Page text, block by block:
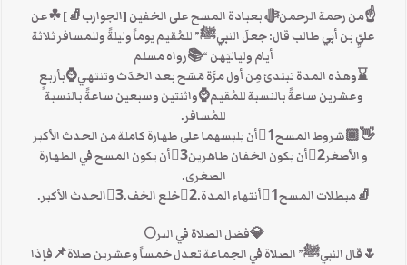
☝من رحمة الرحمنﷻ بعبادة المسح على الخفين [الجوارب🧦] ☘عن
عليِّ بن أبي طالب قال: جعلَ النبيﷺ” للمُقيم يوماً وليلةً وللمسافر ثلاثة
أيام ولياليَهن “📚رواه مسلم
⌛وهذه المدة تبتدئ مِن أول مرَّة مَسَح بعد الحَدَث وتنتهي⌚بأربعٍ
وعشرين ساعةً بالنسبة للمُقيم⌚واثنتين وسبعين ساعةً بالنسبة
للمُسافر.
👋🏾شروط المسح1⃣أن يلبسهما على طهارة كاملة من الحدث الأكبر
و الأصغر2⃣أن يكون الخفان طاهرين3⃣أن يكون المسح في الطهارة
الصغرى.
🧦مبطلات المسح1⃣أنتهاء المدة.2⃣خلع الخف.3⃣الحدث الأكبر.
💎فضل الصلاة في البر🌕
🌷قال النبيﷺ” الصلاة في الجماعة تعدل خمساً وعشرين صلاة📌فإذا